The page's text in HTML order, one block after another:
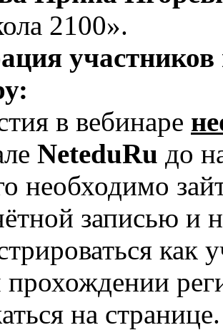
2100».
в вебинаре
NeteduRu до
необходимо
записью и
на